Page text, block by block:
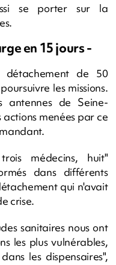
se porter sur la
en 15 jours -
de 50
les missions.
antennes de Seine-
actions menées par ce
médecins, huit"
dans différents
qui n'avait
crise.
sanitaires nous ont
les plus vulnérables,
les dispensaires",